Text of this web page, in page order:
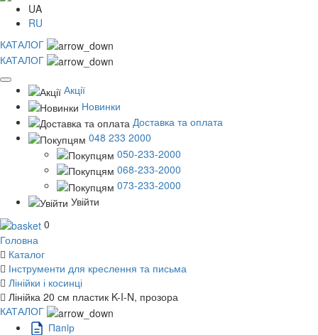
UA
RU
КАТАЛОГ
КАТАЛОГ
Акції
Новинки
Доставка та оплата
048 233 2000
050-233-2000
068-233-2000
073-233-2000
Увійти
0
Головна
Каталог
Інструменти для креслення та письма
Лінійки і косинці
Лінійка 20 см пластик K-I-N, прозора
КАТАЛОГ
Пaпiр